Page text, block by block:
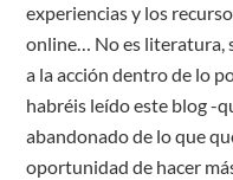
experiencias y los
online… No es literatura,
a la acción dentro de lo
habréis leído este blog -
abandonado de lo que
oportunidad de hacer